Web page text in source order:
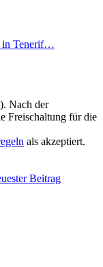
in Tenerif…
Nach der
Freischaltung für die
als akzeptiert.
Beitrag